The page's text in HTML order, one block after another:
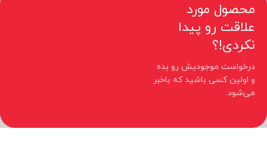
محصول مورد
علاقت رو پیدا
نکردی!؟
درخواست موجودیش رو بده
و اولین کسی باشید که باخبر
می‌شود.